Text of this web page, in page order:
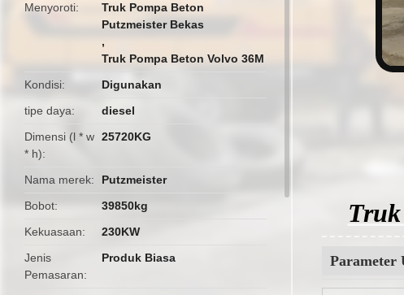
Menyoroti
Truk Pompa Beton
Putzmeister Bekas
,
Truk Pompa Beton Volvo 36M
Kondisi
Digunakan
tipe daya
diesel
Dimensi (l * w
* h)
25720KG
Nama merek
Putzmeister
Bobot
39850kg
Kekuasaan
230KW
Jenis
Pemasaran
Produk Biasa
Truk
Parameter